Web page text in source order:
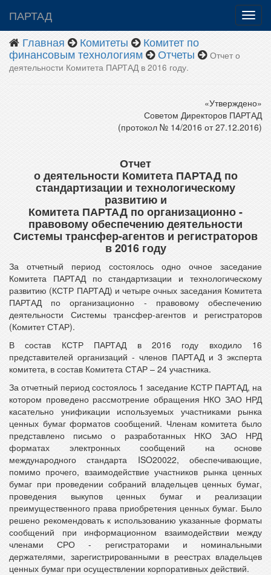
ПАРТАД
Главная
Комитеты Комитет по
финансовым технологиям Отчеты
Отчет о
деятельности Комитета ПАРТАД в 2016 году.
«Утверждено»
Советом Директоров ПАРТАД
(протокол № 14/2016 от 27.12.2016)
Отчет
о деятельности Комитета ПАРТАД по
стандартизации и технологическому
развитию и
Комитета ПАРТАД по организационно -
правовому обеспечению деятельности
Системы трансфер-агентов и регистраторов
в 2016 году
За отчетный период состоялось одно очное заседание
Комитета ПАРТАД по стандартизации и технологическому
развитию (КСТР ПАРТАД) и четыре очных заседания Комитета
ПАРТАД по организационно - правовому обеспечению
деятельности Системы трансфер-агентов и регистраторов
(Комитет СТАР).
В состав КСТР ПАРТАД в 2016 году входило 16
представителей организаций - членов ПАРТАД и 3 эксперта
комитета, в состав Комитета СТАР – 24 участника.
За отчетный период состоялось 1 заседание КСТР ПАРТАД, на
котором проведено рассмотрение обращения НКО ЗАО НРД
касательно унификации используемых участниками рынка
ценных бумаг форматов сообщений. Членам комитета было
представлено письмо о разработанных НКО ЗАО НРД
форматах электронных сообщений на основе
международного стандарта ISO20022, обеспечивающие,
помимо прочего, взаимодействие участников рынка ценных
бумаг при проведении собраний владельцев ценных бумаг,
проведения выкупов ценных бумаг и реализации
преимущественного права приобретения ценных бумаг. Было
решено рекомендовать к использованию указанные форматы
сообщений при информационном взаимодействии между
членами СРО - регистраторами и номинальными
держателями, зарегистрированными в реестрах владельцев
ценных бумаг при осуществлении корпоративных действий.